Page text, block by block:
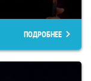
ПОДРОБНЕЕ